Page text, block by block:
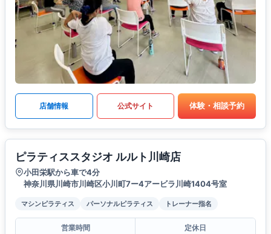
店舗情報 公式サイト 体験・相談予約
ピラティススタジオ ルルト川崎店
小田栄駅から車で4分
神奈川県川崎市川崎区小川町7ー4アービラ川崎1404号室
マシンピラティス パーソナルピラティス トレーナー指名
営業時間
定休日